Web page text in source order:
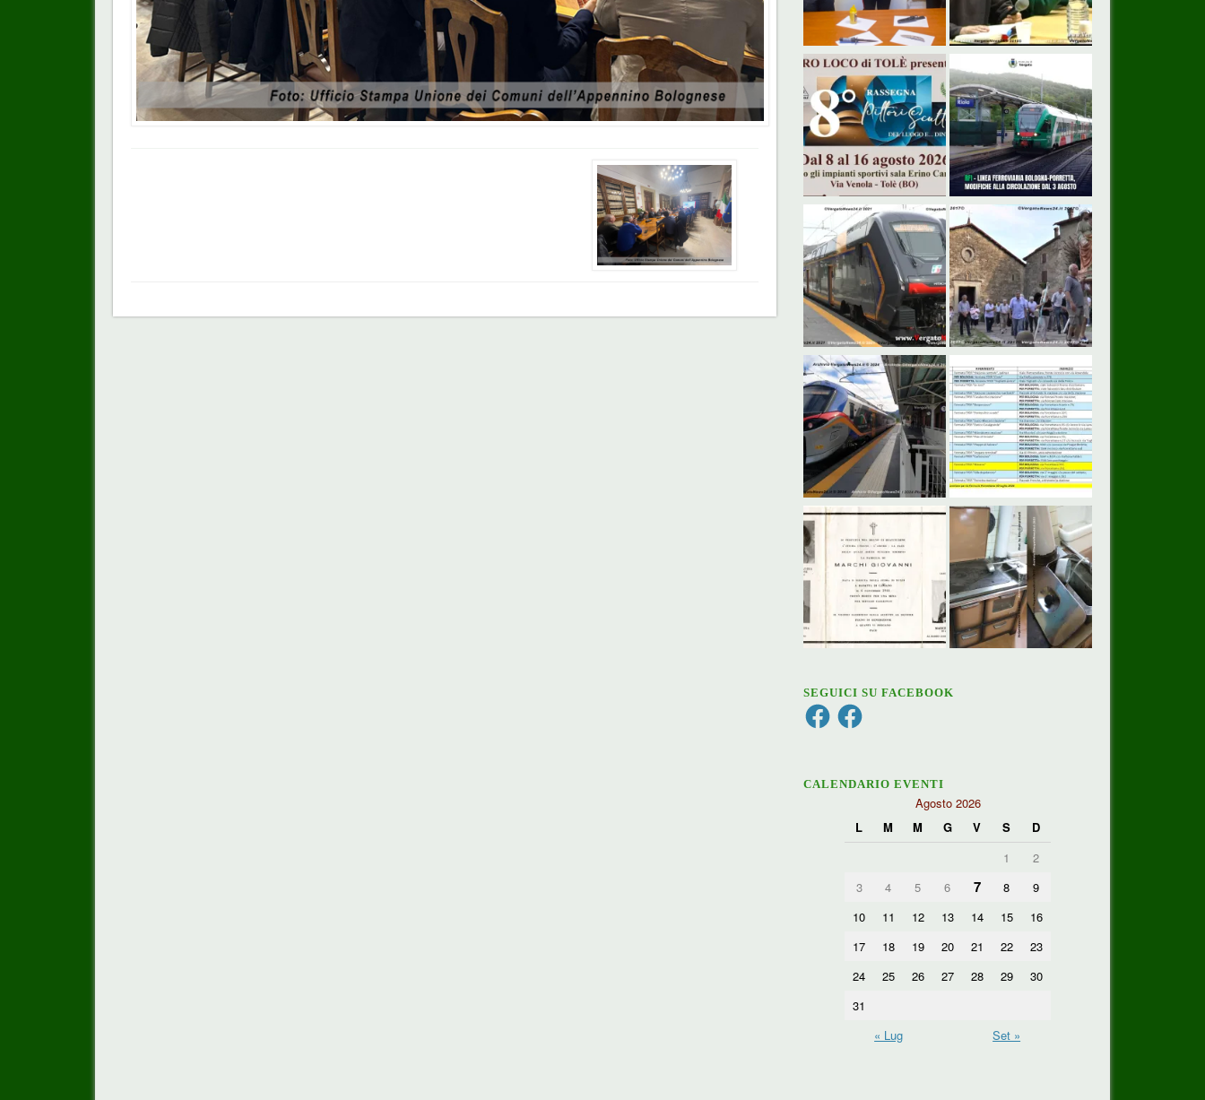
SEGUICI SU FACEBOOK
FacebookFacebook
CALENDARIO EVENTI
Agosto 2026
L
M M G V S
D
1
2
3
4 5 6 7 8
9
10
11 12 13 14 15
16
17
18 19 20 21 22
23
24
25 26 27 28 29
30
31
« Lug
Set »